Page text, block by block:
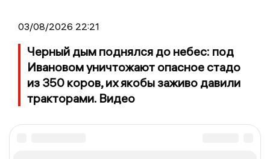
03/08/2026 22:21
Черный дым поднялся до небес: под
Ивановом уничтожают опасное стадо
из 350 коров, их якобы заживо давили
тракторами. Видео